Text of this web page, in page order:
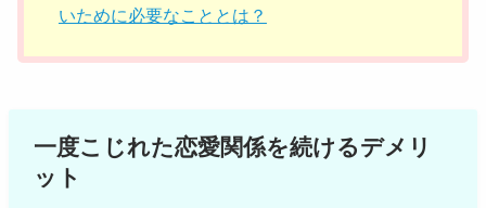
いために必要なこととは？
一度こじれた恋愛関係を続けるデメリ
ット